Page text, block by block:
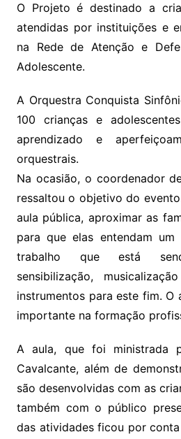
O Projeto é destinado a
atendidas por instituições e
na Rede de Atenção e
Adolescente.
A Orquestra Conquista
100 crianças e
aprendizado e
orquestrais.
Na ocasião, o coordenador
ressaltou o objetivo do
aula pública, aproximar as
para que elas entendam
trabalho que está
sensibilização,
instrumentos para este fim.
importante na formação
A aula, que foi ministrada
Cavalcante, além de
são desenvolvidas com as
também com o público
das atividades ficou por